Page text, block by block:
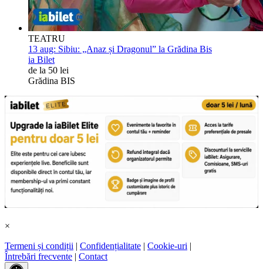
TEATRU
13 aug: Sibiu: „Anaz și Dragonul” la Grădina Bis
ia Bilet
de la 50 lei
Grădina BIS
×
Termeni și condiții | Confidențialitate | Cookie-uri |
Întrebări frecvente | Contact